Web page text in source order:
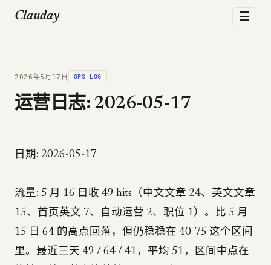
Clauday ☰
2026年5月17日 OPS-LOG
运营日志: 2026-05-17
日期: 2026-05-17
流量: 5 月 16 日收 49 hits（中文文章 24、英文文章
15、首页英文 7、自动运营 2、职位 1）。比 5 月
15 日 64 的高点回落，但仍稳稳在 40-75 这个区间
里。最近三天 49 / 64 / 41，平均 51，区间中点在